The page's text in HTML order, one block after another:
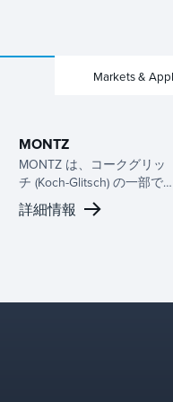
Markets &
MONTZ
MONTZ は、コークグリッ
チ (Koch-Glitsch) の一部であ
り、石油化学および特殊化
学産業における特定の専門
ム内部で世界中に知られて
詳細情報